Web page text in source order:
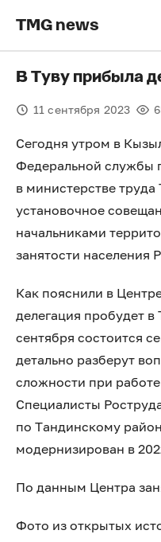
TMG news
В Туву прибыла
11 сентября 2023
Сегодня утром в
Федеральной службы
в министерстве труда
установочное
начальниками
занятости населения
Как пояснили в
делегация пробудет в
сентября состоится
детально разберут
сложности при
Специалисты
по Тандинскому
модернизирован в
По данным Центра
Фото из открытых